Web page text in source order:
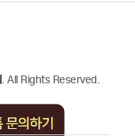
. All Rights Reserved.